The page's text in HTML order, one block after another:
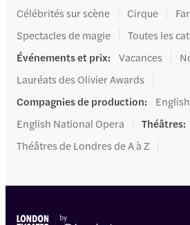
Célébrités sur scène
Cirque
Spectacles de magie
Toutes les
Événements et prix: Vacances
Lauréats des Olivier Awards
Compagnies de production:
English National Opera
Théâtres:
Théâtres de Londres de A à Z